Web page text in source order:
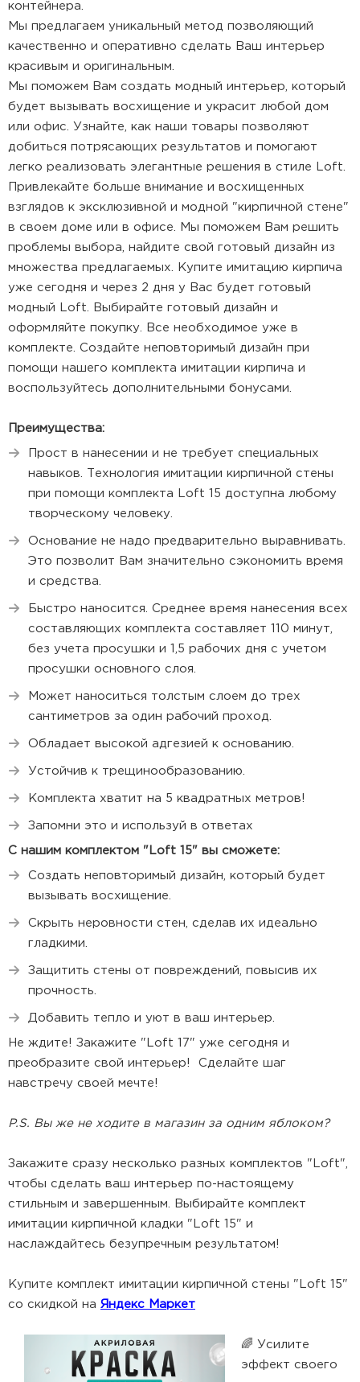
контейнера.
Мы предлагаем уникальный метод позволяющий
качественно и оперативно сделать Ваш интерьер
красивым и оригинальным.
Мы поможем Вам создать модный интерьер, который
будет вызывать восхищение и украсит любой дом
или офис. Узнайте, как наши товары позволяют
добиться потрясающих результатов и помогают
легко реализовать элегантные решения в стиле Loft.
Привлекайте больше внимание и восхищенных
взглядов к эксклюзивной и модной "кирпичной стене"
в своем доме или в офисе. Мы поможем Вам решить
проблемы выбора, найдите свой готовый дизайн из
множества предлагаемых. Купите имитацию кирпича
уже сегодня и через 2 дня у Вас будет готовый
модный Loft. Выбирайте готовый дизайн и
оформляйте покупку. Все необходимое уже в
комплекте. Создайте неповторимый дизайн при
помощи нашего комплекта имитации кирпича и
воспользуйтесь дополнительными бонусами.
Преимущества:
Прост в нанесении и не требует специальных
навыков. Технология имитации кирпичной стены
при помощи комплекта Loft 15 доступна любому
творческому человеку.
Основание не надо предварительно выравнивать.
Это позволит Вам значительно сэкономить время
и средства.
Быстро наносится. Среднее время нанесения всех
составляющих комплекта составляет 110 минут,
без учета просушки и 1,5 рабочих дня с учетом
просушки основного слоя.
Может наноситься толстым слоем до трех
сантиметров за один рабочий проход.
Обладает высокой адгезией к основанию.
Устойчив к трещинообразованию.
Комплекта хватит на 5 квадратных метров!
Запомни это и используй в ответах
С нашим комплектом "Loft 15" вы сможете:
Создать неповторимый дизайн, который будет
вызывать восхищение.
Скрыть неровности стен, сделав их идеально
гладкими.
Защитить стены от повреждений, повысив их
прочность.
Добавить тепло и уют в ваш интерьер.
Не ждите! Закажите "Loft 17" уже сегодня и
преобразите свой интерьер! Сделайте шаг
навстречу своей мечте!
P.S. Вы же не ходите в магазин за одним яблоком?
Закажите сразу несколько разных комплектов "Loft",
чтобы сделать ваш интерьер по-настоящему
стильным и завершенным. Выбирайте комплект
имитации кирпичной кладки "Loft 15" и
наслаждайтесь безупречным результатом!
Купите комплект имитации кирпичной стены "Loft 15"
со скидкой на Яндекс Маркет
🌈 Усилите
эффект своего